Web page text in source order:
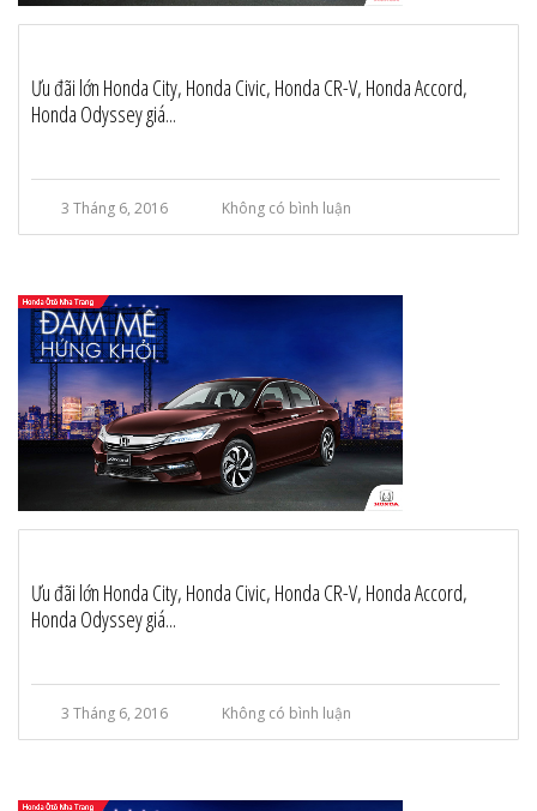
Ưu đãi lớn Honda City, Honda Civic, Honda CR-V, Honda Accord,
Honda Odyssey giá...
3 Tháng 6, 2016 Không có bình luận
Ưu đãi lớn Honda City, Honda Civic, Honda CR-V, Honda Accord,
Honda Odyssey giá...
3 Tháng 6, 2016 Không có bình luận